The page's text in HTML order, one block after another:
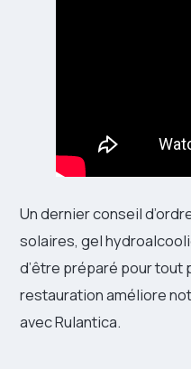
Un dernier conseil
solaires, gel
d’être préparé pour
restauration améliore
avec Rulantica.